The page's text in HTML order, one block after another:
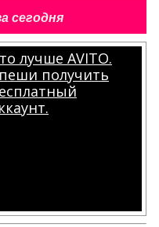
сегодня
лучше AVITO.
получить